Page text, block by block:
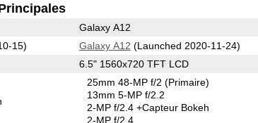
Galaxy A12
15) Galaxy A12 (Launched 2020-11-24)
6.5" 1560x720 TFT LCD
25mm 48-MP f/2(Primaire)
13mm 5-MP f/2.2
2-MP f/2.4+Capteur Bokeh
2-MP f/2.4